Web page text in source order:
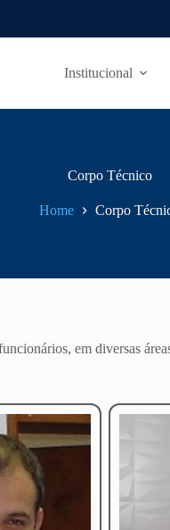
Institucional
Corpo Técnico
Home Corpo
em diversas